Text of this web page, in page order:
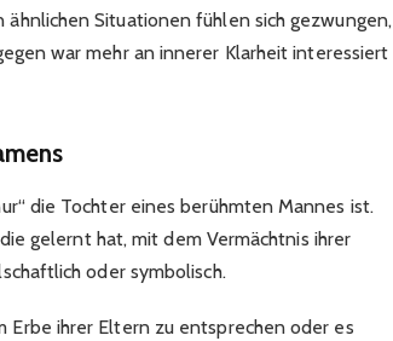
Situationen fühlen sich gezwungen,
war mehr an innerer Klarheit interessiert
die Tochter eines berühmten Mannes ist.
gelernt hat, mit dem Vermächtnis ihrer
oder symbolisch.
Erbe ihrer Eltern zu entsprechen oder es